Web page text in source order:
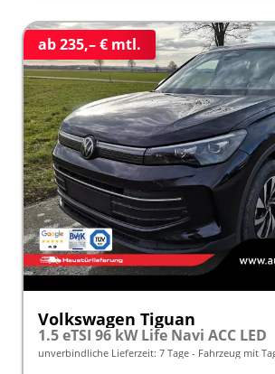
ab 235,– € mtl.
Volkswagen Tiguan
1.5 eTSI 96 kW Life Navi ACC LED
unverbindliche Lieferzeit: 7 Tage Fahrzeug mit